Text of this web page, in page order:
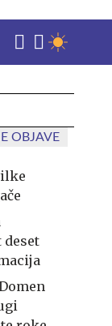
OBJAVE
deset